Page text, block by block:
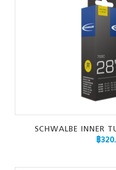
SCHWALBE INNER
฿